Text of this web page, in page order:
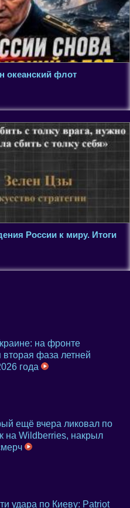
океанский флот
России к миру. Итоги
на фронте
вторая фаза летней
года
ещё вчера ликовал по
на Wildberries, накрыл
удара по Киеву: Patriot